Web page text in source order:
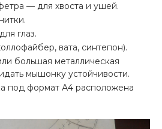
— для хвоста и ушей.
глаз.
вата, синтепон).
большая металлическая
мышонку устойчивости.
под формат А4 расположена